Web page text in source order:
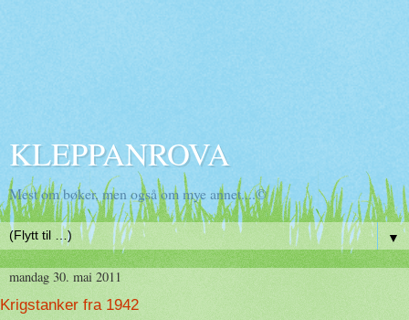
KLEPPANROVA
Mest om bøker, men også om mye annet....©
▼
mandag 30. mai 2011
Krigstanker fra 1942